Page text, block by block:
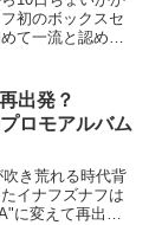
初のボックスセ
て一流と認めら
の写真も満載な
出発？
ロモアルバム
き荒れる時代背
イナフズナフは
に変えて再出発